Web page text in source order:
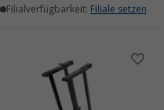
Filialverfügbarkeit: Filiale setzen